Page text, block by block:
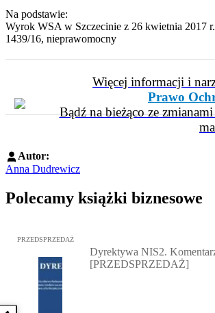
Na podstawie:
Wyrok WSA w Szczecinie z 26 kwietnia 2017
1439/16, nieprawomocny
Więcej informacji i
Prawo
Bądź na bieżąco ze
Autor:
Anna Dudrewicz
Polecamy książki biznesowe
Przejdź do: Dyrektywa NIS2. Komentarz
PRZEDSPRZEDAŻ
Dyrektywa NIS2.
[PRZEDSPRZEDAŻ]